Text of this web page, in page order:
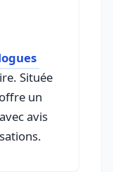
Située
un
avis